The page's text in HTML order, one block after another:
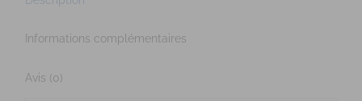
Informations complémentaires
Avis (0)